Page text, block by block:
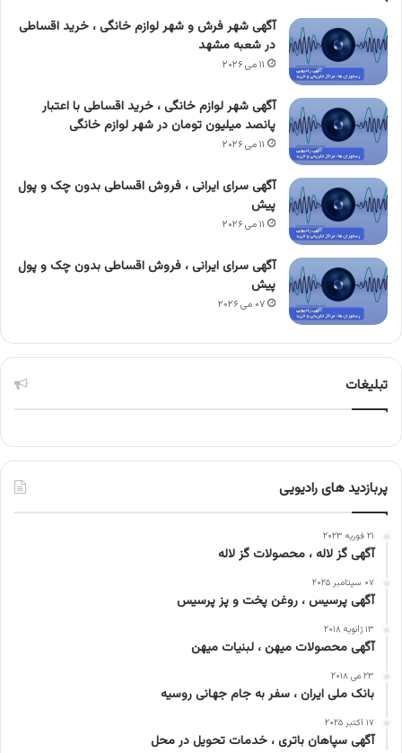
آگهی شهر فرش و شهر لوازم خانگی ، خرید اقساطی
در شعبه مشهد
۱۱ می ۲۰۲۶
آگهی شهر لوازم خانگی ، خرید اقساطی با اعتبار
پانصد میلیون تومان در شهر لوازم خانگی
۱۱ می ۲۰۲۶
آگهی سرای ایرانی ، فروش اقساطی بدون چک و پول
پیش
۱۱ می ۲۰۲۶
آگهی سرای ایرانی ، فروش اقساطی بدون چک و پول
پیش
۰۷ می ۲۰۲۶
تبلیغات
پربازدید های رادیویی
۲۱ فوریه ۲۰۲۳
آگهی گز لاله ، محصولات گز لاله
۰۷ سپتامبر ۲۰۲۵
آگهی پرسیس ، روغن پخت و پز پرسیس
۱۳ ژانویه ۲۰۱۸
آگهی محصولات میهن ، لبنیات میهن
۲۳ می ۲۰۱۸
بانک ملی ایران ، سفر به جام جهانی روسیه
۱۷ اکتبر ۲۰۲۵
آگهی سپاهان باتری ، خدمات تحویل در محل